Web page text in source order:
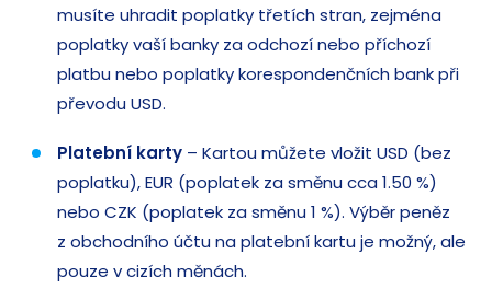
musíte uhradit poplatky třetích stran, zejména
poplatky vaší banky za odchozí nebo příchozí
platbu nebo poplatky korespondenčních bank při
převodu USD.
Platební karty – Kartou můžete vložit USD (bez
poplatku), EUR (poplatek za směnu cca 1.50 %)
nebo CZK (poplatek za směnu 1 %). Výběr peněz
z obchodního účtu na platební kartu je možný, ale
pouze v cizích měnách.